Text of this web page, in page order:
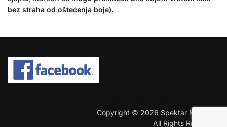
bez straha od oštećenja boje).
Copyright © 2026 Spektar MHobby.
All Rights Reserved.